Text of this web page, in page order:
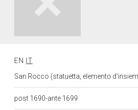
EN
IT
San Rocco (statuetta, elemento
post 1690-ante 1699